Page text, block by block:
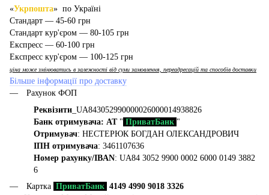
«Укрпошта» по Україні
Стандарт — 45-60 грн
Стандарт кур'єром — 80-105 грн
Експресс — 60-100 грн
Експресс кур'єром — 100-125 грн
ціна може змінюватись в залежності від суми замовлення, переадресацій та способів доставки
Більше інформації про доставку
Рахунок ФОП
Реквізити _UA843052990000026000014938826
Банк отримувача: АТ" ПриватБанк "
Отримувач: НЕСТЕРЮК БОГДАН ОЛЕКСАНДРОВИЧ
ІПН отримувача: 3461107636
Номер рахунку/IBAN: UA84 3052 9900 0002 6000 0149 3882
6
Картка ПриватБанк 4149 4990 9018 3326